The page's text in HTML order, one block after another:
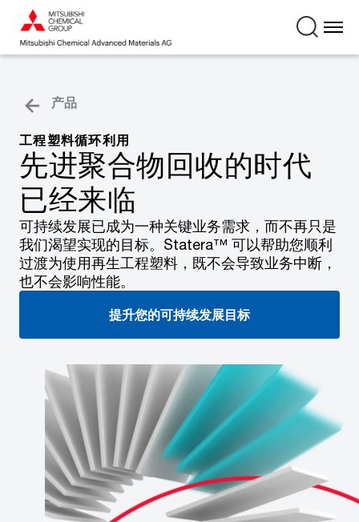
产品
工程塑料循环利用
先进聚合物回收的时代
已经来临
可持续发展已成为一种关键业务需求，而不再只是
我们渴望实现的目标。Statera™ 可以帮助您顺利
过渡为使用再生工程塑料，既不会导致业务中断，
也不会影响性能。
提升您的可持续发展目标